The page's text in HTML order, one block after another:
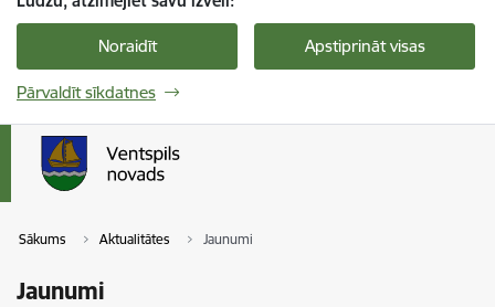
Noraidīt Apstiprināt visas
Pārvaldīt sīkdatnes
Sākums Aktualitātes Jaunumi
Jaunumi